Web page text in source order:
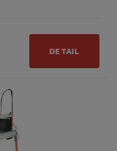
DETAIL